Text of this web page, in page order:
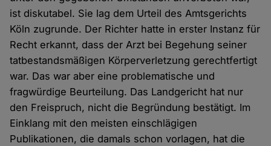
ist diskutabel. Sie lag dem Urteil des Amtsgerichts
Köln zugrunde. Der Richter hatte in erster Instanz für
Recht erkannt, dass der Arzt bei Begehung seiner
tatbestandsmäßigen Körperverletzung gerechtfertigt
war. Das war aber eine problematische und
fragwürdige Beurteilung. Das Landgericht hat nur
den Freispruch, nicht die Begründung bestätigt. Im
Einklang mit den meisten einschlägigen
Publikationen, die damals schon vorlagen, hat die